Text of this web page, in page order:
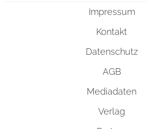
Impressum
Kontakt
Datenschutz
AGB
Mediadaten
Verlag